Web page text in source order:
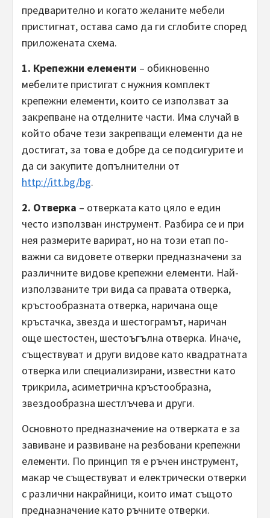
предварително и когато желаните мебели
пристигнат, остава само да ги сглобите според
приложената схема.
1. Крепежни елементи – обикновенно
мебелите пристигат с нужния комплект
крепежни елементи, които се използват за
закрепване на отделните части. Има случай в
който обаче тези закрепващи елементи да не
достигат, за това е добре да се подсигурите и
да си закупите допълнителни от
http://itt.bg/bg.
2. Отверка – отверката като цяло е един
често използван инструмент. Разбира се и при
нея размерите варират, но на този етап по-
важни са видовете отверки предназначени за
различните видове крепежни елементи. Най-
използваните три вида са правата отверка,
кръстообразната отверка, наричана още
кръстачка, звезда и шестограмът, наричан
още шестостен, шестоъгълна отверка. Иначе,
съществуват и други видове като квадратната
отверка или специализирани, известни като
трикрила, асиметрична кръстообразна,
звездообразна шестлъчева и други.
Основното предназначение на отверката е за
завиване и развиване на резбовани крепежни
елементи. По принцип тя е ръчен инструмент,
макар че съществуват и електрически отверки
с различни накрайници, които имат същото
предназначение като ръчните отверки.